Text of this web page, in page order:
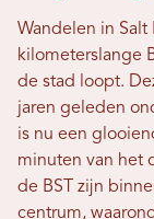
Wandelen in Salt
kilometerslange
de stad loopt.
jaren geleden
is nu een
minuten van het
de BST zijn
centrum,